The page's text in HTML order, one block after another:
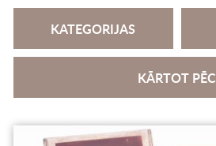
KATEGORIJAS
KĀRTOT PĒC